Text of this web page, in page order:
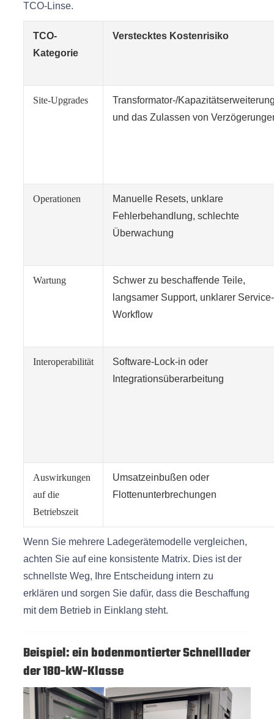
TCO-Linse.
TCO-
Kategorie
Verstecktes Kostenrisiko
Site-Upgrades
Transformator-/
und das Zulassen von
Operationen
Manuelle Resets, unklare
Fehlerbehandlung, schlechte
Überwachung
Wartung
Schwer zu beschaffende Teile,
langsamer Support, unklarer Service-
Workflow
Interoperabilität
Software-Lock-in oder
Integrationsüberarbeitung
Auswirkungen
auf die
Betriebszeit
Umsatzeinbußen oder
Flottenunterbrechungen
Wenn Sie mehrere Ladegerätemodelle vergleichen,
achten Sie auf eine konsistente Matrix. Dies ist der
schnellste Weg, Ihre Entscheidung intern zu
erklären und sorgen Sie dafür, dass die Beschaffung
mit dem Betrieb in Einklang steht.
Beispiel: ein bodenmontierter Schnelllader
der 180-kW-Klasse